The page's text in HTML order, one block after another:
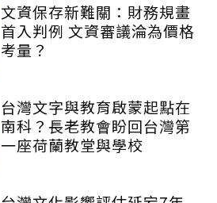
文資保存新難關：財務規畫
首入判例 文資審議淪為價格
考量？
台灣文字與教育啟蒙起點在
南科？長老教會盼回台灣第
一座荷蘭教堂與學校